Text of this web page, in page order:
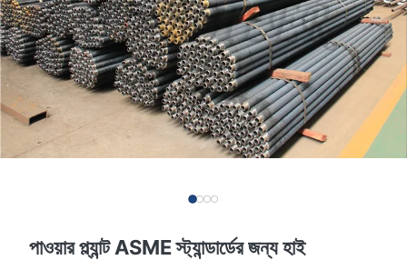
পাওয়ার প্ল্যান্ট ASME স্ট্যান্ডার্ডের জন্য হাই